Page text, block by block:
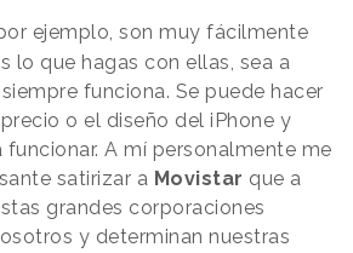
ejemplo, son muy fácilmente
lo que hagas con ellas, sea a
funciona. Se puede hacer
o el diseño del iPhone y
A mí personalmente me
satirizar a Movistar que a
grandes corporaciones
y determinan nuestras